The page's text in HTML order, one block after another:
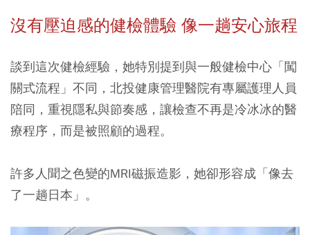
沒有壓迫感的健檢體驗 像一趟安心旅程
談到這次健檢經驗，她特別提到與一般健檢中心「闖
關式流程」不同，北投健康管理醫院有專屬護理人員
陪同，重視隱私與節奏感，讓檢查不再是冷冰冰的醫
療程序，而是被照顧的過程。
許多人聞之色變的MRI磁振造影，她卻形容成「像去
了一趟日本」。